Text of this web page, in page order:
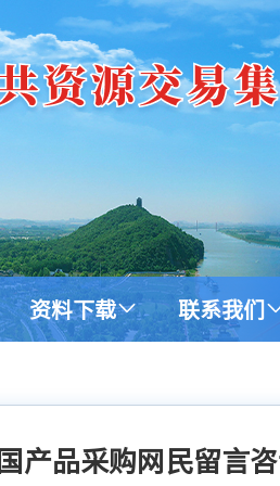
资料下载 联系我们
产品采购网民留言